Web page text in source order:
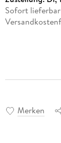
Sofort lieferbar
Merken